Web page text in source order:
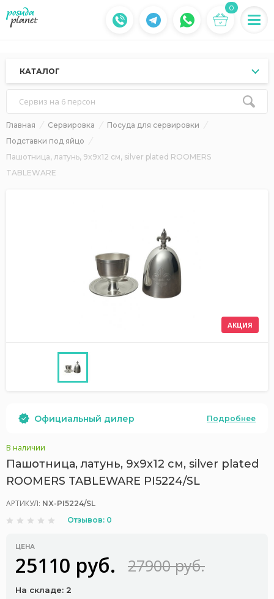
0
КАТАЛОГ
Сервиз на 6 персон
Главная Сервировка
Посуда для сервировки
Подставки под яйцо
Пашотница, латунь, 9x9x12 см, silver plated ROOMERS
TABLEWARE
АКЦИЯ
Официальный дилер Подробнее
В наличии
Пашотница, латунь, 9x9x12 см, silver plated
ROOMERS TABLEWARE PI5224/SL
АРТИКУЛ: NX-PI5224/SL
Отзывов: 0
ЦЕНА
25110 руб. 27900 руб.
На складе: 2